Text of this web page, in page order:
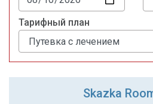
Тарифный план
Skazka